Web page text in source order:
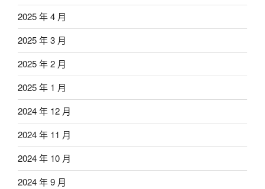
2025 年 4 月
2025 年 3 月
2025 年 2 月
2025 年 1 月
2024 年 12 月
2024 年 11 月
2024 年 10 月
2024 年 9 月